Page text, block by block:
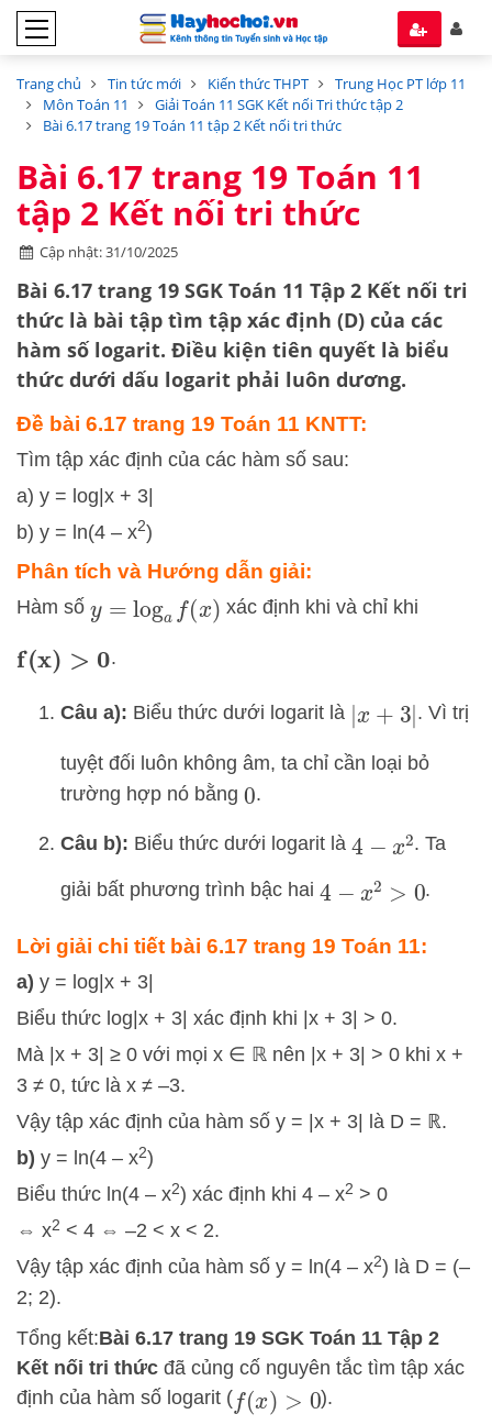
Trang chủ Tin tức mới Kiến thức THPT
Trung Học PT lớp 11
Môn Toán 11
Giải Toán 11 SGK Kết nối Tri thức tập 2
Bài 6.17 trang 19 Toán 11 tập 2 Kết nối tri thức
Bài 6.17 trang 19 Toán 11
tập 2 Kết nối tri thức
Cập nhật: 31/10/2025
Bài 6.17 trang 19 SGK Toán 11 Tập 2 Kết nối tri
thức là bài tập tìm tập xác định (D) của các
hàm số logarit. Điều kiện tiên quyết là biểu
thức dưới dấu logarit phải luôn dương.
Đề bài 6.17 trang 19 Toán 11 KNTT:
Tìm tập xác định của các hàm số sau:
a) y = log|x + 3|
b) y = ln(4 – x2)
Phân tích và Hướng dẫn giải:
Hàm số y =logaf(x) xác định khi và chỉ khi
f(x)> 0 .
Câu a): Biểu thức dưới logarit là x+3 | . Vì trị
tuyệt đối luôn không âm, ta chỉ cần loại bỏ
trường hợp nó bằng 0.
Câu b): Biểu thức dưới logarit là 4 −x 2 . Ta
giải bất phương trình bậc hai 4 −x 2> 0 .
Lời giải chi tiết bài 6.17 trang 19 Toán 11:
a) y = log|x + 3|
Biểu thức log|x + 3| xác định khi |x + 3| > 0.
Mà |x + 3| ≥ 0 với mọi x ∈ ℝ nên |x + 3| > 0 khi x +
3 ≠ 0, tức là x ≠ –3.
Vậy tập xác định của hàm số y = |x + 3| là D = ℝ.
b) y = ln(4 – x2)
Biểu thức ln(4 – x2) xác định khi 4 – x2 > 0
⇔ x2 < 4 ⇔ –2 < x < 2.
Vậy tập xác định của hàm số y = ln(4 – x2) là D = (–
2; 2).
Tổng kết:Bài 6.17 trang 19 SGK Toán 11 Tập 2
Kết nối tri thức đã củng cố nguyên tắc tìm tập xác
định của hàm số logarit (f(x)> 0 ).